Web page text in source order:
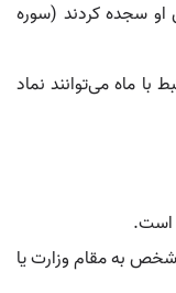
او سجده کردند (سوره
با ماه می‌توانند نماد
است.
به مقام وزارت یا